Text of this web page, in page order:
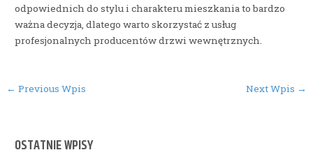
OSTATNIE WPISY
odpowiednich do stylu i charakteru mieszkania to bardzo
ważna decyzja, dlatego warto skorzystać z usług
profesjonalnych producentów drzwi wewnętrznych.
Post
← Previous Wpis Next Wpis →